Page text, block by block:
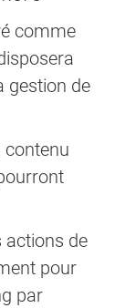
comme
gestion de
contenu
actions de
pour
par